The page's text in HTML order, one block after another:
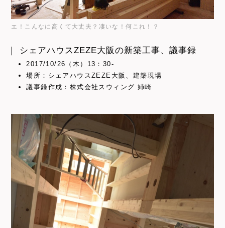
エ！こんなに高くて大丈夫？凄いな！何これ！？
｜ シェアハウスZEZE大阪の新築工事、議事録
2017/10/26（木）13：30-
場所：シェアハウスZEZE大阪、建築現場
議事録作成：株式会社スウィング 姉崎